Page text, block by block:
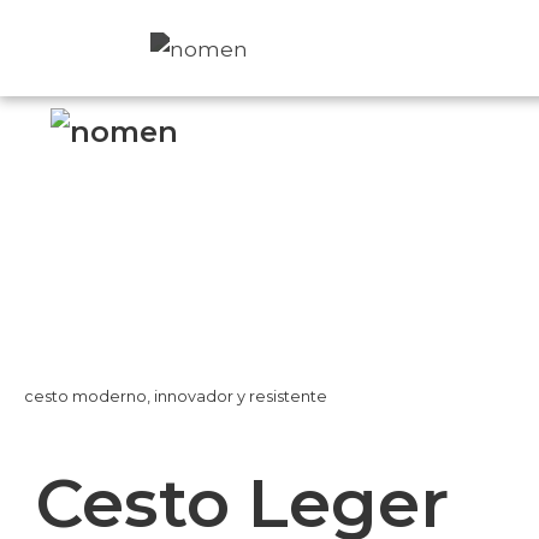
cesto moderno, innovador y resistente
Cesto Leger